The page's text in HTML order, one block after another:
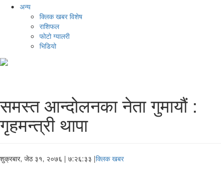
अन्य
क्लिक खबर विशेष
राशिफल
फोटो ग्यालरी
भिडियो
समस्त आन्दोलनका नेता गुमायौं :
गृहमन्त्री थापा
शुक्रबार, जेठ ३१, २०७६ | ७:२६:३३ |क्लिक खबर